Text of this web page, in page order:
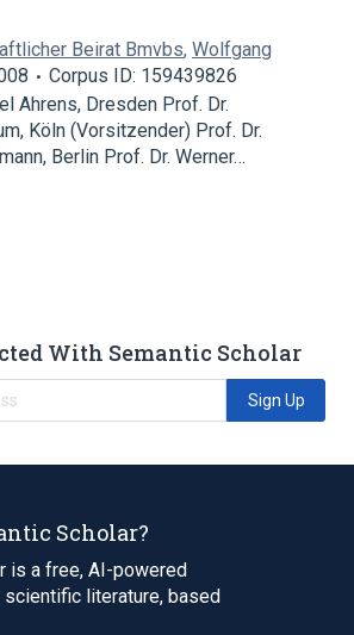
Beirat Bmvbs, Wolfgang
Corpus ID: 159439826
Ahrens, Dresden Prof. Dr.
Köln (Vorsitzender) Prof. Dr.
Berlin Prof. Dr. Werner…
With Semantic Scholar
Sign Up
Scholar?
is a free, AI-powered
literature, based